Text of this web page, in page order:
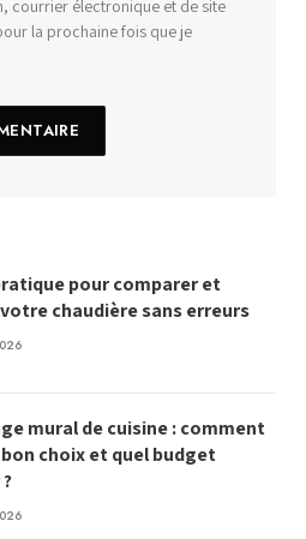
courrier électronique et de site
la prochaine fois que je
pour comparer et
chaudière sans erreurs
mural de cuisine : comment
choix et quel budget